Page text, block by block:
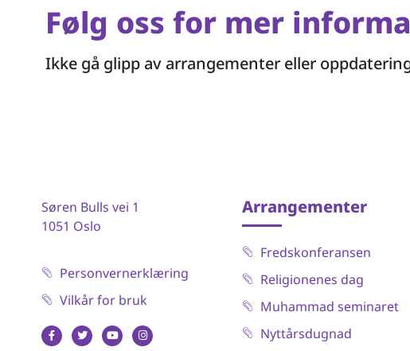
Følg oss for mer
Ikke gå glipp av arrangementer eller
Søren Bulls vei 1
1051 Oslo
Personvernerklæring
Vilkår for bruk
Arrangementer
Fredskonferansen
Religionenes dag
Muhammad seminaret
Nyttårsdugnad